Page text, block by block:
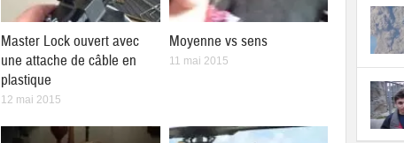
Master Lock ouvert avec
une attache de câble en
plastique
12 mai 2015
Moyenne vs sens
11 mai 2015